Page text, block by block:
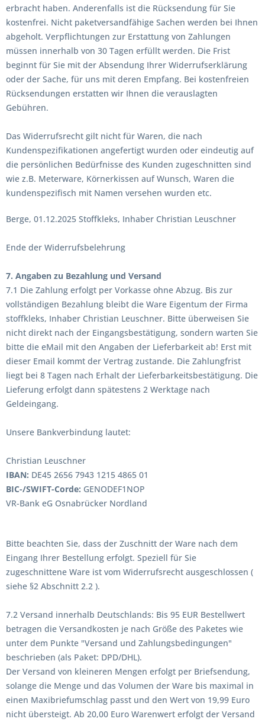
erbracht haben. Anderenfalls ist die Rücksendung für Sie
kostenfrei. Nicht paketversandfähige Sachen werden bei Ihnen
abgeholt. Verpflichtungen zur Erstattung von Zahlungen
müssen innerhalb von 30 Tagen erfüllt werden. Die Frist
beginnt für Sie mit der Absendung Ihrer Widerrufserklärung
oder der Sache, für uns mit deren Empfang. Bei kostenfreien
Rücksendungen erstatten wir Ihnen die verauslagten
Gebühren.
Das Widerrufsrecht gilt nicht für Waren, die nach
Kundenspezifikationen angefertigt wurden oder eindeutig auf
die persönlichen Bedürfnisse des Kunden zugeschnitten sind
wie z.B. Meterware, Körnerkissen auf Wunsch, Waren die
kundenspezifisch mit Namen versehen wurden etc.
Berge, 01.12.2025 Stoffkleks, Inhaber Christian Leuschner
Ende der Widerrufsbelehrung
7. Angaben zu Bezahlung und Versand
7.1 Die Zahlung erfolgt per Vorkasse ohne Abzug. Bis zur
vollständigen Bezahlung bleibt die Ware Eigentum der Firma
stoffkleks, Inhaber Christian Leuschner. Bitte überweisen Sie
nicht direkt nach der Eingangsbestätigung, sondern warten Sie
bitte die eMail mit den Angaben der Lieferbarkeit ab! Erst mit
dieser Email kommt der Vertrag zustande. Die Zahlungfrist
liegt bei 8 Tagen nach Erhalt der Lieferbarkeitsbestätigung. Die
Lieferung erfolgt dann spätestens 2 Werktage nach
Geldeingang.
Unsere Bankverbindung lautet:
Christian Leuschner
IBAN: DE45 2656 7943 1215 4865 01
BIC-/SWIFT-Corde: GENODEF1NOP
VR-Bank eG Osnabrücker Nordland
Bitte beachten Sie, dass der Zuschnitt der Ware nach dem
Eingang Ihrer Bestellung erfolgt. Speziell für Sie
zugeschnittene Ware ist vom Widerrufsrecht ausgeschlossen (
siehe §2 Abschnitt 2.2 ).
7.2 Versand innerhalb Deutschlands: Bis 95 EUR Bestellwert
betragen die Versandkosten je nach Größe des Paketes wie
unter dem Punkte "Versand und Zahlungsbedingungen"
beschrieben (als Paket: DPD/DHL).
Der Versand von kleineren Mengen erfolgt per Briefsendung,
solange die Menge und das Volumen der Ware bis maximal in
einen Maxibriefumschlag passt und den Wert von 19,99 Euro
nicht übersteigt. Ab 20,00 Euro Warenwert erfolgt der Versand